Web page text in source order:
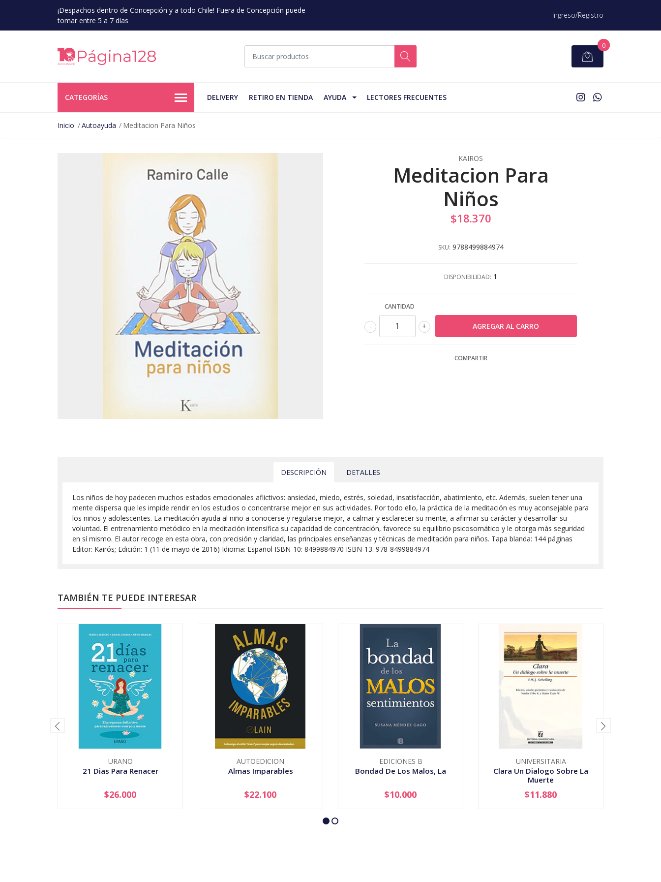
¡Despachos dentro de Concepción y a todo Chile! Fuera de Concepción puede
tomar entre 5 a 7 días
Ingreso/Registro
0
CATEGORÍAS DELIVERY RETIRO EN TIENDA AYUDA LECTORES FRECUENTES
Inicio Autoayuda Meditacion Para Niños
KAIROS
Meditacion Para
Niños
$18.370
SKU: 9788499884974
DISPONIBILIDAD: 1
CANTIDAD
+
-
COMPARTIR
DESCRIPCIÓN DETALLES
Los niños de hoy padecen muchos estados emocionales aflictivos: ansiedad, miedo, estrés, soledad, insatisfacción, abatimiento, etc. Además, suelen tener una
mente dispersa que les impide rendir en los estudios o concentrarse mejor en sus actividades. Por todo ello, la práctica de la meditación es muy aconsejable para
los niños y adolescentes. La meditación ayuda al niño a conocerse y regularse mejor, a calmar y esclarecer su mente, a afirmar su carácter y desarrollar su
voluntad. El entrenamiento metódico en la meditación intensifica su capacidad de concentración, favorece su equilibrio psicosomático y le otorga más seguridad
en sí mismo. El autor recoge en esta obra, con precisión y claridad, las principales enseñanzas y técnicas de meditación para niños. Tapa blanda: 144 páginas
Editor: Kairós; Edición: 1 (11 de mayo de 2016) Idioma: Español ISBN-10: 8499884970 ISBN-13: 978-8499884974
TAMBIÉN TE PUEDE INTERESAR
URANO
21 Dias Para Renacer
+
$26.000
AUTOEDICION
Almas Imparables
+
$22.100
EDICIONES B
Bondad De Los Malos, La
+
$10.000
UNIVERSITARIA
Clara Un Dialogo Sobre La
Muerte
+
$11.880